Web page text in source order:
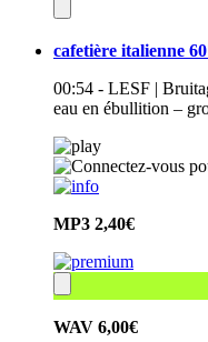
cafetière italienne
00:54 - LESF |
eau en ébullition –
MP3 2,40€
WAV 6,00€